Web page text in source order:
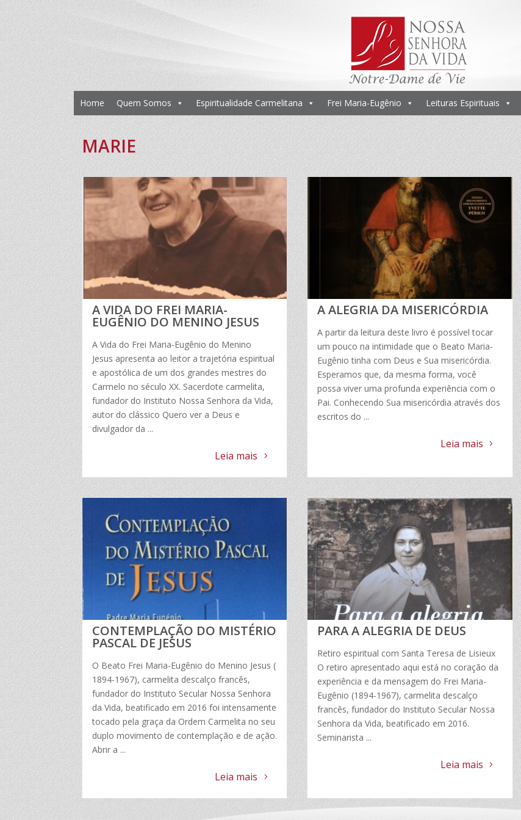
Home Quem Somos Espiritualidade Carmelitana Frei Maria-Eugênio Leituras Espirituais
MARIE
A VIDA DO FREI MARIA-
EUGÊNIO DO MENINO JESUS
A Vida do Frei Maria-Eugênio do Menino
Jesus apresenta ao leitor a trajetória espiritual
e apostólica de um dos grandes mestres do
Carmelo no século XX. Sacerdote carmelita,
fundador do Instituto Nossa Senhora da Vida,
autor do clássico Quero ver a Deus e
divulgador da ...
Leia mais
A ALEGRIA DA MISERICÓRDIA
A partir da leitura deste livro é possível tocar
um pouco na intimidade que o Beato Maria-
Eugênio tinha com Deus e Sua misericórdia.
Esperamos que, da mesma forma, você
possa viver uma profunda experiência com o
Pai. Conhecendo Sua misericórdia através dos
escritos do ...
Leia mais
CONTEMPLAÇÃO DO MISTÉRIO
PASCAL DE JESUS
O Beato Frei Maria-Eugênio do Menino Jesus (
1894-1967), carmelita descalço francês,
fundador do Instituto Secular Nossa Senhora
da Vida, beatificado em 2016 foi intensamente
tocado pela graça da Ordem Carmelita no seu
duplo movimento de contemplação e de ação.
Abrir a ...
Leia mais
PARA A ALEGRIA DE DEUS
Retiro espiritual com Santa Teresa de Lisieux
O retiro apresentado aqui está no coração da
experiência e da mensagem do Frei Maria-
Eugênio (1894-1967), carmelita descalço
francês, fundador do Instituto Secular Nossa
Senhora da Vida, beatificado em 2016.
Seminarista ...
Leia mais